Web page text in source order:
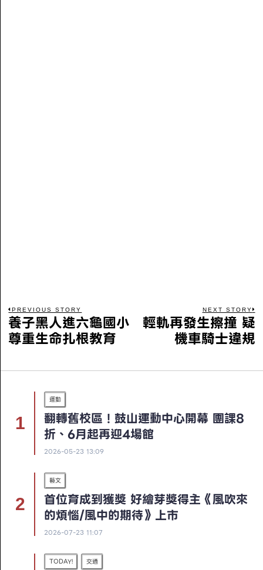
PREVIOUS STORY
養子黑人進六龜國小
尊重生命扎根教育
NEXT STORY
輕軌再發生擦撞 疑
機車騎士違規
運動
翻轉舊校區！鼓山運動中心開幕 團課8
折、6月起再迎4場館
2026-05-23 13:09
藝文
首位育成到獲獎 好繪芽獎得主《風吹來
的煩惱/風中的期待》上市
2026-07-23 11:07
TODAY! 交通